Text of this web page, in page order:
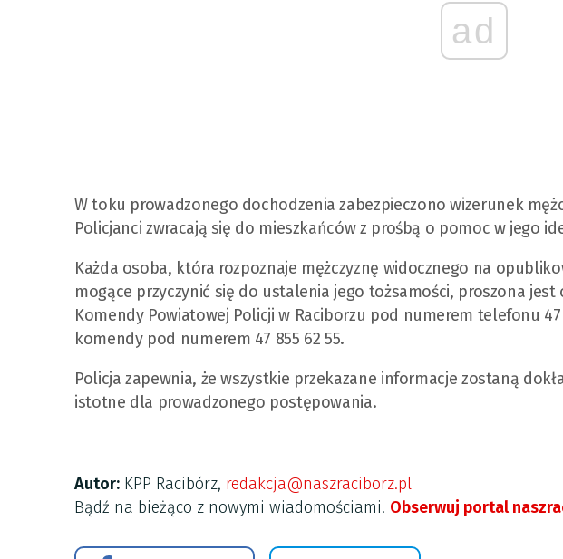
ad
W toku prowadzonego dochodzenia zabezpieczono wizerunek
Policjanci zwracają się do mieszkańców z prośbą o pomoc w jego
Każda osoba, która rozpoznaje mężczyznę widocznego na
mogące przyczynić się do ustalenia jego tożsamości, proszona
Komendy Powiatowej Policji w Raciborzu pod numerem telefonu
komendy pod numerem 47 855 62 55.
Policja zapewnia, że wszystkie przekazane informacje zostaną
istotne dla prowadzonego postępowania.
Autor: KPP Racibórz, redakcja@naszraciborz.pl
Bądź na bieżąco z nowymi wiadomościami. Obserwuj portal